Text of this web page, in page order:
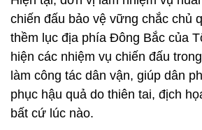
chiến đấu bảo vệ vững chắc chủ
thềm lục địa phía Đông Bắc của
hiện các nhiệm vụ chiến đấu
làm công tác dân vận, giúp dân
phục hậu quả do thiên tai, địch
bất cứ lúc nào.